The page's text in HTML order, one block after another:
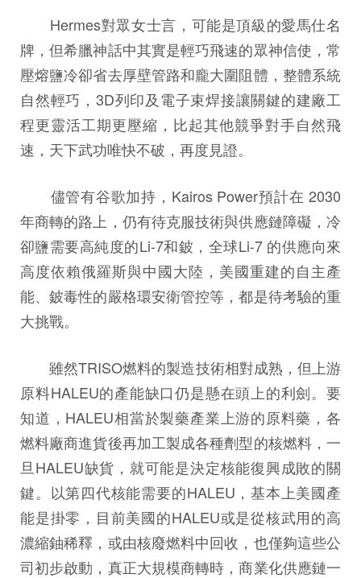
Hermes對眾女士言，可能是頂級的愛馬仕名
牌，但希臘神話中其實是輕巧飛速的眾神信使，常
壓熔鹽冷卻省去厚壁管路和龐大圍阻體，整體系統
自然輕巧，3D列印及電子束焊接讓關鍵的建廠工
程更靈活工期更壓縮，比起其他競爭對手自然飛
速，天下武功唯快不破，再度見證。
儘管有谷歌加持，Kairos Power預計在 2030
年商轉的路上，仍有待克服技術與供應鏈障礙，冷
卻鹽需要高純度的Li-7和鈹，全球Li-7 的供應向來
高度依賴俄羅斯與中國大陸，美國重建的自主產
能、鈹毒性的嚴格環安衛管控等，都是待考驗的重
大挑戰。
雖然TRISO燃料的製造技術相對成熟，但上游
原料HALEU的產能缺口仍是懸在頭上的利劍。要
知道，HALEU相當於製藥產業上游的原料藥，各
燃料廠商進貨後再加工製成各種劑型的核燃料，一
旦HALEU缺貨，就可能是決定核能復興成敗的關
鍵。以第四代核能需要的HALEU，基本上美國產
能是掛零，目前美國的HALEU或是從核武用的高
濃縮鈾稀釋，或由核廢燃料中回收，也僅夠這些公
司初步啟動，真正大規模商轉時，商業化供應鏈一